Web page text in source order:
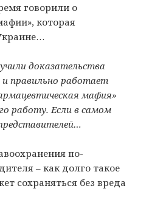
говорили о
которая
доказательства
правильно работает
мафия»
работу. Если в самом
по-
– как долго такое
сохраняться без вреда